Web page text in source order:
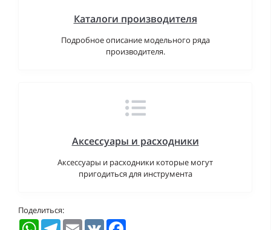
Каталоги производителя
Подробное описание модельного ряда
производителя.
Аксессуары и расходники
Аксессуары и расходники которые могут
пригодиться для инструмента
Поделиться:
WhatsAppTelegramEmail VK